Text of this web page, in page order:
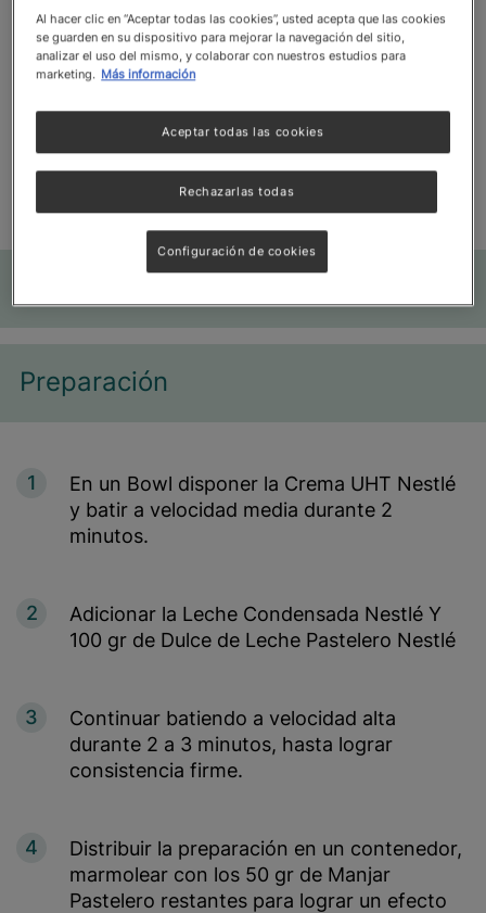
Tiempo de preparación
Dificultad
Fácil
Preparación
1
En un Bowl disponer la Crema UHT Nestlé
y batir a velocidad media durante 2
minutos.
2
Adicionar la Leche Condensada Nestlé Y
100 gr de Dulce de Leche Pastelero Nestlé
3
Continuar batiendo a velocidad alta
durante 2 a 3 minutos, hasta lograr
consistencia firme.
4
Distribuir la preparación en un contenedor,
marmolear con los 50 gr de Manjar
Pastelero restantes para lograr un efecto
Al hacer clic en “Aceptar todas las cookies”, usted acepta que las cookies
se guarden en su dispositivo para mejorar la navegación del sitio,
analizar el uso del mismo, y colaborar con nuestros estudios para
marketing. Más información
Rechazarlas todas
Aceptar todas las cookies
Configuración de cookies